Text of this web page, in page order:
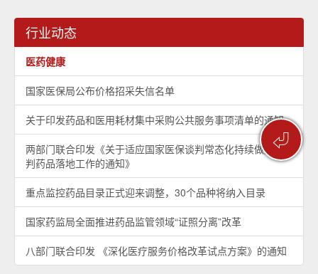
⏎
行业动态
医药健康
国家医保局公布价格招采失信名单
关于印发药品和医用耗材集中采购公共服务事项清单的通知
两部门联合印发《关于适应国家医保谈判常态化持续做好谈
判药品落地工作的通知》
重点监控药品目录正式迎来调整，30个品种将纳入目录
国家药监局全面推进药品监管领域“证照分离”改革
八部门联合印发 《深化医疗服务价格改革试点方案》的通知